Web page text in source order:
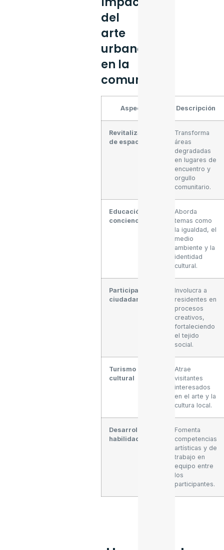
del
arte
urbano
en la
comunidad
Aspecto Descripción
Revitalización
de espacios
Transforma
áreas
degradadas
en lugares de
encuentro y
orgullo
comunitario.
Educación y
concienciación
Aborda
temas como
la igualdad, el
medio
ambiente y la
identidad
cultural.
Participación
ciudadana
Involucra a
residentes en
procesos
creativos,
fortaleciendo
el tejido
social.
Turismo
cultural
Atrae
visitantes
interesados
en el arte y la
cultura local.
Desarrollo de
habilidades
Fomenta
competencias
artísticas y de
trabajo en
equipo entre
los
participantes.